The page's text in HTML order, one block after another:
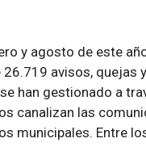
y agosto de este
avisos, quejas
han gestionado a
canalizan las
municipales. Entre